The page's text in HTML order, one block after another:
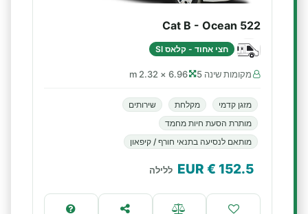
Cat B - Ocean 522
חצי אחוד - קלאס SI
מקומות שינה 5 6.96 × 2.32 m
מזגן קדמי מקלחת
שירותים
מותרת הסעת חיות מחמד
מותאם לנסיעה בתנאי חורף / קיפאון
152.5
€ EUR ללילה